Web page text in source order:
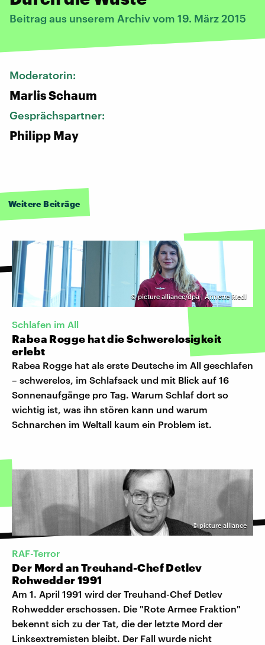
Beitrag aus unserem Archiv vom 19. März 2015
Moderatorin:
Marlis Schaum
Gesprächspartner:
Philipp May
Weitere Beiträge
©picture alliance/dpa | Annette Riedl
Schlafen im All
Rabea Rogge hat die Schwerelosigkeit
erlebt
Rabea Rogge hat als erste Deutsche im All geschlafen
– schwerelos, im Schlafsack und mit Blick auf 16
Sonnenaufgänge pro Tag. Warum Schlaf dort so
wichtig ist, was ihn stören kann und warum
Schnarchen im Weltall kaum ein Problem ist.
© picture alliance
RAF-Terror
Der Mord an Treuhand-Chef Detlev
Rohwedder 1991
Am 1. April 1991 wird der Treuhand-Chef Detlev
Rohwedder erschossen. Die "Rote Armee Fraktion"
bekennt sich zu der Tat, die der letzte Mord der
Linksextremisten bleibt. Der Fall wurde nicht